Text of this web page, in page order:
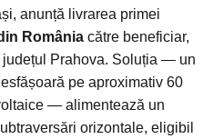
anunță livrarea primei
România către beneficiar,
Prahova. Soluția — un
pe aproximativ 60
— alimentează un
orizontale, eligibil